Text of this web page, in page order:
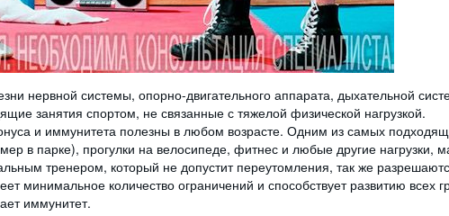
нервной системы, опорно-двигательного аппарата, дыхательной
занятия спортом, не связанные с тяжелой физической нагрузкой.
и иммунитета полезны в любом возрасте. Одним из самых
в парке), прогулки на велосипеде, фитнес и любые другие нагрузки,
тренером, который не допустит переутомления, так же
минимальное количество ограничений и способствует развитию всех
иммунитет.